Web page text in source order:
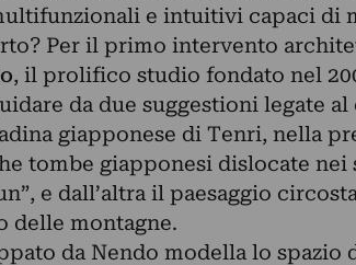
e intuitivi capaci di
Per il primo intervento
, il prolifico studio fondato nel
da due suggestioni legate
giapponese di Tenri, nella
tombe giapponesi dislocate
e dall’altra il paesaggio
delle montagne.
da Nendo modella lo spazio